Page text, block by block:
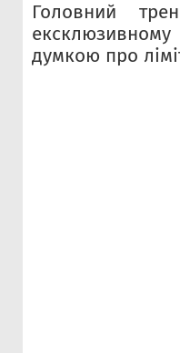
Головний
думкою про